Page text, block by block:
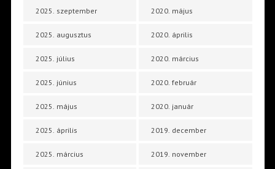
2025. szeptember
2025. augusztus
2025. július
2025. június
2025. május
2025. április
2025. március
2020. május
2020. április
2020. március
2020. február
2020. január
2019. december
2019. november